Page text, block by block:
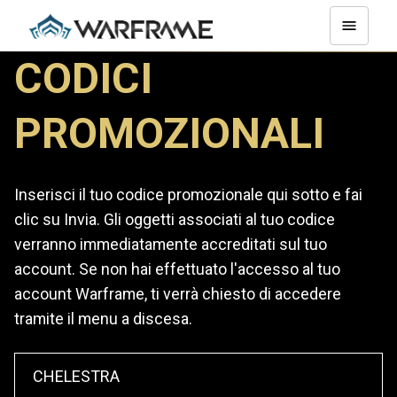
CODICI
PROMOZIONALI
Inserisci il tuo codice promozionale qui sotto e fai
clic su Invia. Gli oggetti associati al tuo codice
verranno immediatamente accreditati sul tuo
account. Se non hai effettuato l'accesso al tuo
account Warframe, ti verrà chiesto di accedere
tramite il menu a discesa.